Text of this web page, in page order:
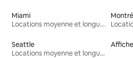
Miami
Locations moyenne et longue durée
Seattle
Locations moyenne et longue durée